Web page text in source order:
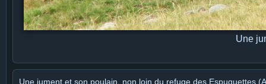
Une
Une jument et son poulain, non loin du refuge des Espuguettes